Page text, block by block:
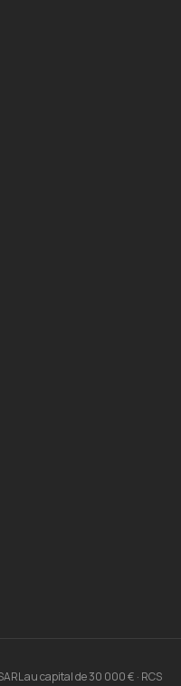
au capital de 30 000 € · RCS